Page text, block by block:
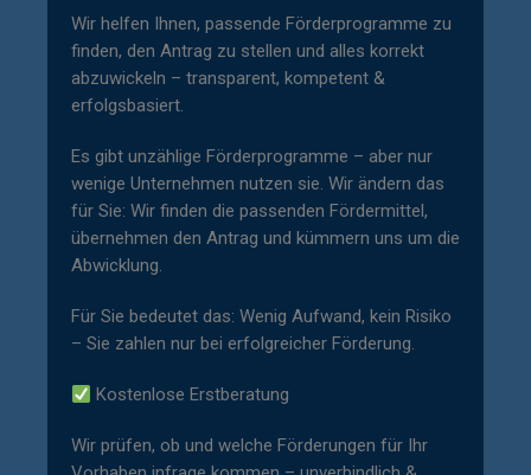
Wir helfen Ihnen, passende Förderprogramme zu
finden, den Antrag zu stellen und alles korrekt
abzuwickeln – transparent, kompetent &
erfolgsbasiert.
Es gibt unzählige Förderprogramme – aber nur
wenige Unternehmen nutzen sie. Wir ändern das
für Sie: Wir finden die passenden Fördermittel,
übernehmen den Antrag und kümmern uns um die
Abwicklung.
Für Sie bedeutet das: Wenig Aufwand, kein Risiko
– Sie zahlen nur bei erfolgreicher Förderung.
Kostenlose Erstberatung
Wir prüfen, ob und welche Förderungen für Ihr